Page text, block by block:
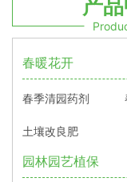
产
春暖花开
春季清园药剂
土壤改良肥
园林园艺植保